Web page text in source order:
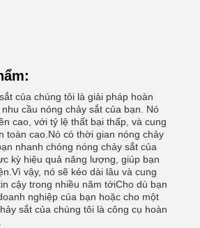
của chúng tôi là giải pháp hoàn
cầu nóng chảy sắt của bạn. Nó
cao, với tỷ lệ thất bại thấp, và cung
toàn cao.Nó có thời gian nóng chảy
nhanh chóng nóng chảy sắt của
kỳ hiệu quả năng lượng, giúp bạn
vậy, nó sẽ kéo dài lâu và cung
cậy trong nhiều năm tớiCho dù bạn
nghiệp của bạn hoặc cho một
sắt của chúng tôi là công cụ hoàn